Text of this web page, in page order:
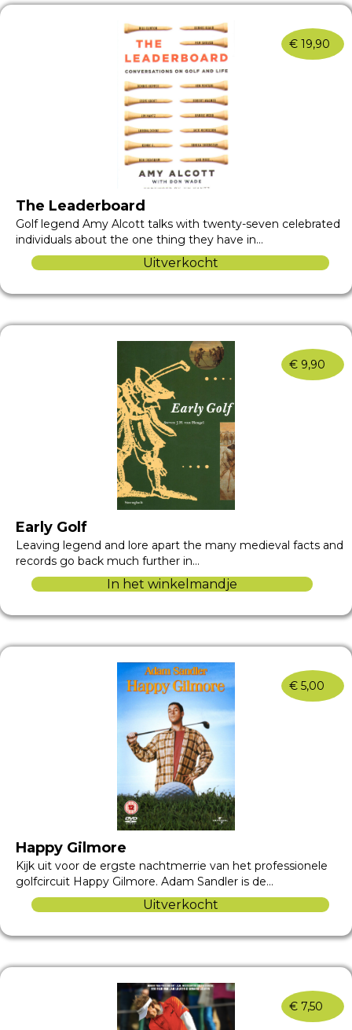
€ 19,90
The Leaderboard
Golf legend Amy Alcott talks with twenty-seven celebrated
individuals about the one thing they have in…
Uitverkocht
€ 9,90
Early Golf
Leaving legend and lore apart the many medieval facts and
records go back much further in…
In het winkelmandje
€ 5,00
Happy Gilmore
Kijk uit voor de ergste nachtmerrie van het professionele
golfcircuit Happy Gilmore. Adam Sandler is de…
Uitverkocht
€ 7,50